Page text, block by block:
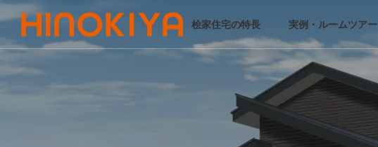
桧家住宅の特長 実例・ルームツアー